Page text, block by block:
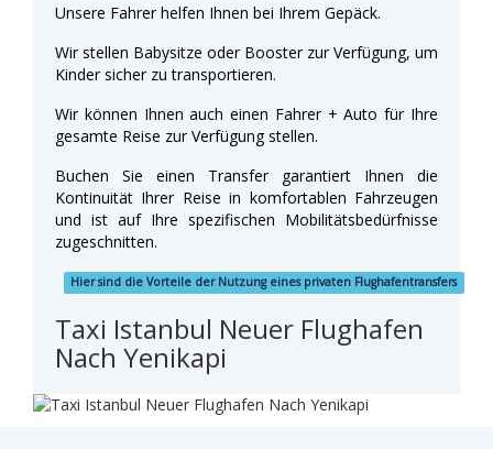
Unsere Fahrer helfen Ihnen bei Ihrem Gepäck.
Wir stellen Babysitze oder Booster zur Verfügung, um
Kinder sicher zu transportieren.
Wir können Ihnen auch einen Fahrer + Auto für Ihre
gesamte Reise zur Verfügung stellen.
Buchen Sie einen Transfer garantiert Ihnen die
Kontinuität Ihrer Reise in komfortablen Fahrzeugen
und ist auf Ihre spezifischen Mobilitätsbedürfnisse
zugeschnitten.
Hier sind die Vorteile der Nutzung eines privaten Flughafentransfers
Taxi Istanbul Neuer Flughafen
Nach Yenikapi